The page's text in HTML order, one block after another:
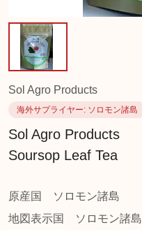
Sol Agro Products
海外サプライヤー: ソロモン諸島
Sol Agro Products
Soursop Leaf Tea
原産国
ソロモン諸島
地図表示国
ソロモン諸島